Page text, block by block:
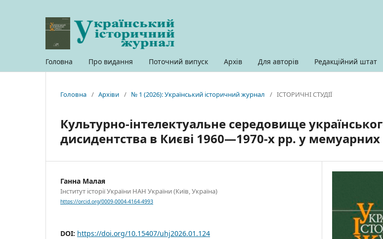
Головна Про видання Поточний випуск Архів Для авторів Редакційний штат
Головна / Архіви / № 1 (2026): Український історичний журнал / ІСТОРИЧНІ СТУДІЇ
Культурно-інтелектуальне середовище
дисидентства в Києві 1960—1970-х рр. у
Ганна Малая
Інститут історії України НАН України (Київ, Україна)
https://orcid.org/0009-0004-4164-4993
DOI: https://doi.org/10.15407/uhj2026.01.124